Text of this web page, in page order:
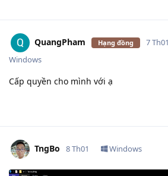
QuangPham Hạng đồng 7 Th01
Windows
Cấp quyền cho mình với ạ
TngBo 8 Th01 Windows